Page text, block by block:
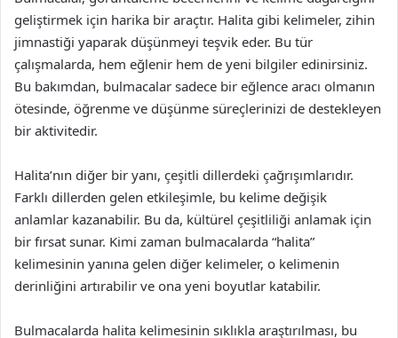
geliştirmek için harika bir araçtır. Halita gibi kelimeler, zihin
jimnastiği yaparak düşünmeyi teşvik eder. Bu tür
çalışmalarda, hem eğlenir hem de yeni bilgiler edinirsiniz.
Bu bakımdan, bulmacalar sadece bir eğlence aracı olmanın
ötesinde, öğrenme ve düşünme süreçlerinizi de destekleyen
bir aktivitedir.
Halita’nın diğer bir yanı, çeşitli dillerdeki çağrışımlarıdır.
Farklı dillerden gelen etkileşimle, bu kelime değişik
anlamlar kazanabilir. Bu da, kültürel çeşitliliği anlamak için
bir fırsat sunar. Kimi zaman bulmacalarda “halita”
kelimesinin yanına gelen diğer kelimeler, o kelimenin
derinliğini artırabilir ve ona yeni boyutlar katabilir.
Bulmacalarda halita kelimesinin sıklıkla araştırılması, bu